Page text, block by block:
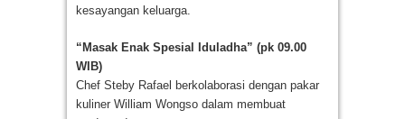
kesayangan keluarga.
“Masak Enak Spesial Iduladha” (pk 09.00
WIB)
Chef Steby Rafael berkolaborasi dengan pakar
kuliner William Wongso dalam membuat